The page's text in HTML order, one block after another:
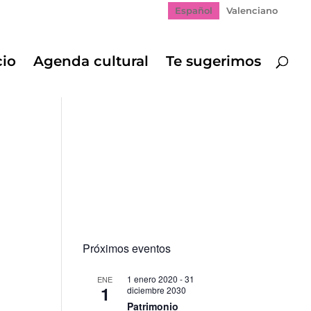
Español Valenciano
Agenda cultural Te sugerimos
Próximos eventos
ENE
1
1 enero 2020 -31
diciembre 2030
Patrimonio